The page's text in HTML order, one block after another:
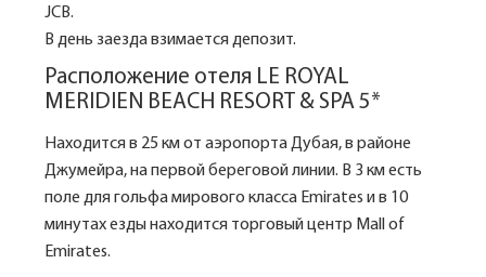
JCB.
В день заезда взимается депозит.
Расположение отеля LE ROYAL
MERIDIEN BEACH RESORT & SPA 5*
Находится в 25 км от аэропорта Дубая, в районе
Джумейра, на первой береговой линии. В 3 км есть
поле для гольфа мирового класса Emirates и в 10
минутах езды находится торговый центр Mall of
Emirates.